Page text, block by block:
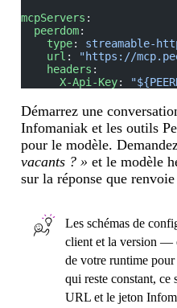
mcpServers :
  peerdom
:
    type
: streamable-
    url
:
"https://
    headers
:
      X-Api-Key
:
Démarrez une
Infomaniak et les outils
pour le modèle.
vacants ? » et le modèle
sur la réponse que
Les schémas de
client et la version —
de votre runtime
qui reste constant, ce
URL et le jeton